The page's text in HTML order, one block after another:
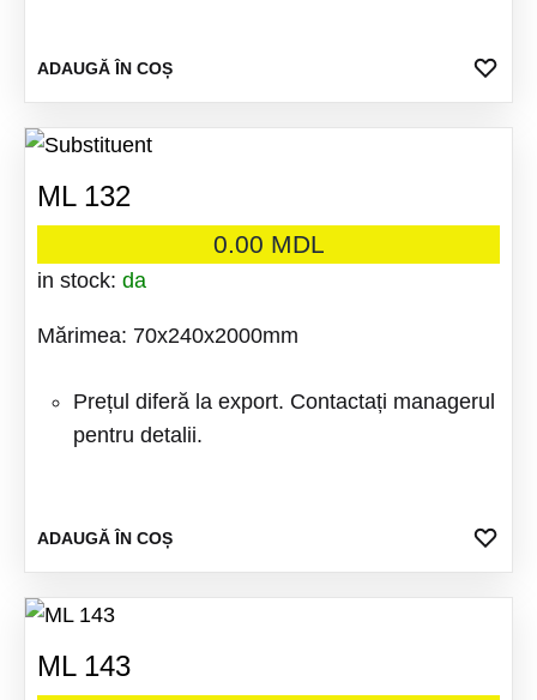
ADAUGĂ ÎN COȘ
ML 132
0.00 MDL
in stock: da
Mărimea: 70x240x2000mm
Prețul diferă la export. Contactați managerul
pentru detalii.
ADAUGĂ ÎN COȘ
ML 143